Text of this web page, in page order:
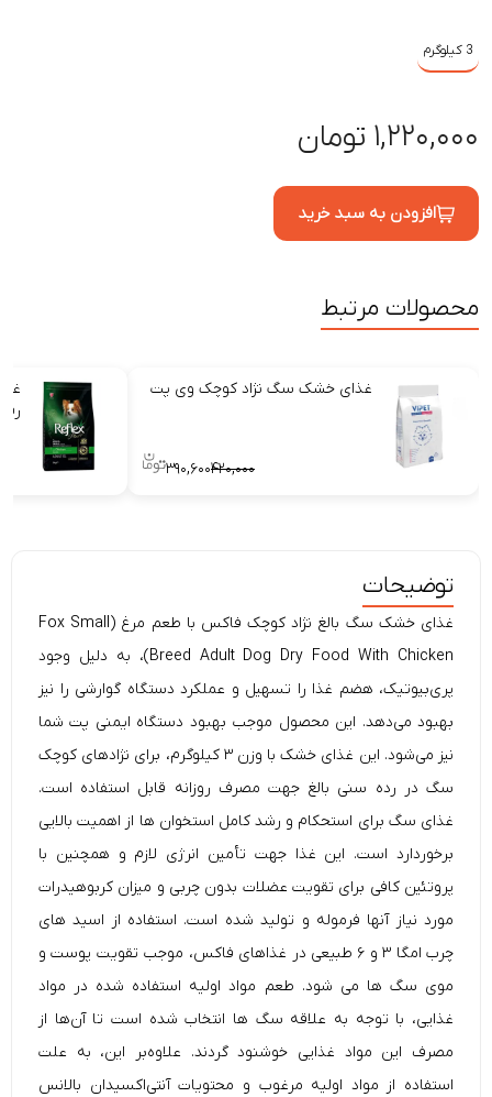
3 کیلوگرم
۱,۲۲۰,۰۰۰ تومان
افزودن به سبد خرید
محصولات مرتبط
غذای خشک سگ نژاد کوچک وی پت
۴۲۰,۰۰۰۳۹۰,۶۰۰
توضیحات
غذای خشک سگ
بالغ نژاد کوچک فاکس با طعم مرغ (Fox Small
Breed Adult Dog Dry Food With Chicken)، به دلیل وجود
پری‌بیوتیک، هضم غذا را تسهیل‌ و عملکرد دستگاه گوارشی را نیز
بهبود می‌دهد. این محصول موجب بهبود دستگاه ایمنی پت شما
نیز می‌‌شود. این غذای خشک با وزن ۳ کیلوگرم، برای نژاد‌های کوچک
سگ در رده سنی بالغ جهت مصرف روزانه قابل استفاده است.
غذای سگ برای استحکام و رشد کامل استخوان ها از اهمیت بالایی
برخوردارد است. این غذا جهت تأمین انرژی لازم و همچنین با
پروتئین کافی برای تقویت عضلات بدون چربی و میزان کربوهیدرات
مورد نیاز آنها فرموله و تولید شده است. استفاده از اسید های
چرب امگا ۳ و ۶ طبیعی در غذاهای
فاکس، موجب تقویت پوست و
موی سگ ها می شود. طعم مواد اولیه استفاده شده در مواد
غذایی، با توجه به علاقه سگ ها انتخاب شده است تا آن‌ها از
مصرف این مواد غذایی خوشنود گردند. علاوه‌‌‌بر این، به علت
استفاده از مواد اولیه مرغوب و محتویات آنتی‌اکسیدان بالانس